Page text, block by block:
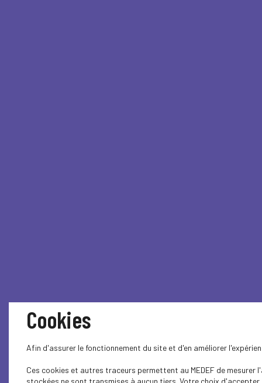
Cookies
Afin d'assurer le fonctionnement du site et d'en améliorer
Ces cookies et autres traceurs permettent au MEDEF de
stockées ne sont transmises à aucun tiers. Votre choix